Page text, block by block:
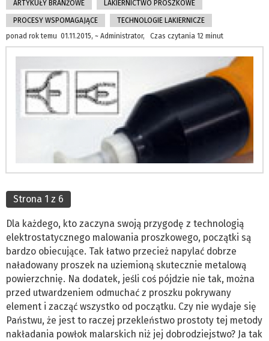
ARTYKUŁY BRANŻOWE LAKIERNICTWO PROSZKOWE
PROCESY WSPOMAGAJĄCE
TECHNOLOGIE LAKIERNICZE
ponad rok temu 01.11.2015, ~ Administrator, Czas czytania 12 minut
Strona 1 z 6
Dla każdego, kto zaczyna swoją przygodę z technologią
elektrostatycznego malowania proszkowego, początki są
bardzo obiecujące. Tak łatwo przecież napylać dobrze
naładowany proszek na uziemioną skutecznie metalową
powierzchnię. Na dodatek, jeśli coś pójdzie nie tak, można
przed utwardzeniem odmuchać z proszku pokrywany
element i zacząć wszystko od początku. Czy nie wydaje się
Państwu, że jest to raczej przekleństwo prostoty tej metody
nakładania powłok malarskich niż jej dobrodziejstwo? Ja tak